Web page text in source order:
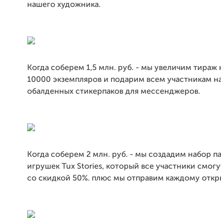
нашего художника.
Когда соберем 1,5 млн. руб. - мы увеличим тираж
10000 экземпляров и подарим всем участникам
обалденных стикерпаков для мессенджеров.
Когда соберем 2 млн. руб. - мы создадим набор
игрушек Tux Stories, который все участники
со скидкой 50%. плюс мы отправим каждому